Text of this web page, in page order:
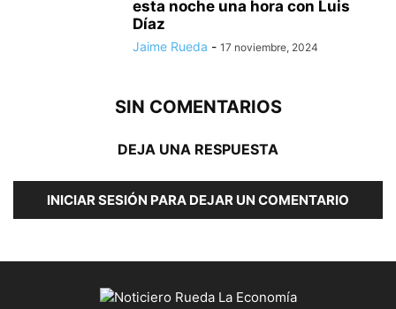
esta noche una hora con Luis
Díaz
Jaime Rueda - 17 noviembre, 2024
SIN COMENTARIOS
DEJA UNA RESPUESTA
INICIAR SESIÓN PARA DEJAR UN COMENTARIO